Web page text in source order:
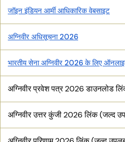
जॉइन इंडियन आर्मी आधिकारिक वेबसाइट
अग्निवीर अधिसूचना 2026
भारतीय सेना अग्निवीर 2026 के लिए
अग्निवीर प्रवेश पत्र 2026 डाउनलोड
अग्निवीर उत्तर कुंजी 2026 लिंक (जल्द